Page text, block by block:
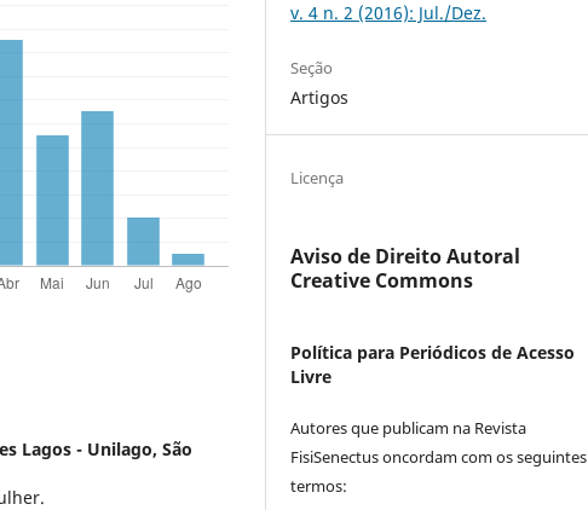
Lagos - Unilago, São
v. 4 n. 2 (2016): Jul./Dez.
Seção
Artigos
Licença
Aviso de Direito Autoral
Creative Commons
Política para Periódicos de Acesso
Livre
Autores que publicam na Revista
FisiSenectus oncordam com os seguintes
termos: